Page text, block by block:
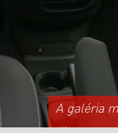
A galéria